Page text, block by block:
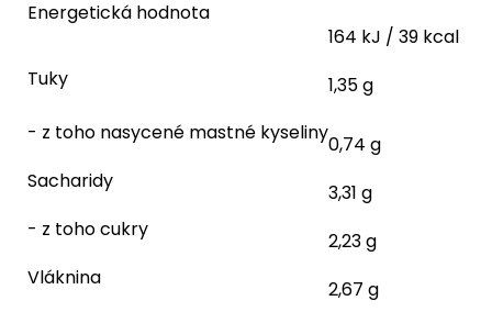
Energetická hodnota
164 kJ / 39 kcal
Tuky
1,35 g
- z toho nasycené mastné kyseliny0,74 g
Sacharidy
3,31 g
- z toho cukry
2,23 g
Vláknina
2,67 g